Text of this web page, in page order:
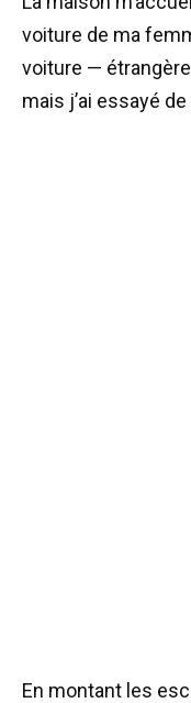
voiture de ma
voiture —
mais j’ai essayé
En montant les